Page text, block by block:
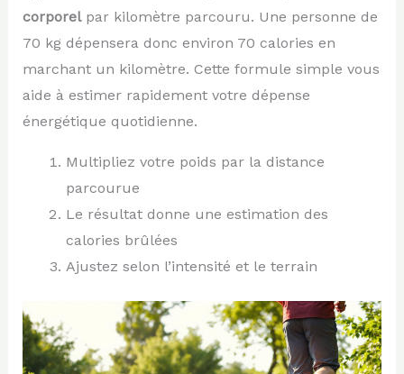
corporelpar kilomètre parcouru. Une personne de
70 kg dépensera donc environ 70 calories en
marchant un kilomètre. Cette formule simple vous
aide à estimer rapidement votre dépense
énergétique quotidienne.
Multipliez votre poids par la distance
parcourue
Le résultat donne une estimation des
calories brûlées
Ajustez selon l’intensité et le terrain